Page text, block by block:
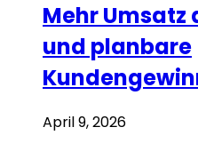
Mehr Umsatz
und planbare
April 9, 2026